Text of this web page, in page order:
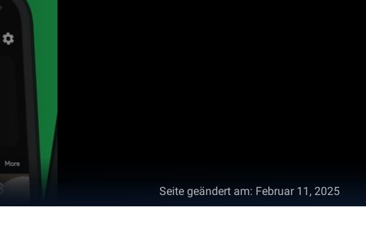
Seite geändert am: Februar 11, 2025